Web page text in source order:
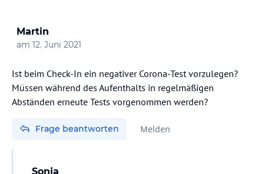
Martin
am 12. Juni 2021
Ist beim Check-In ein negativer Corona-Test vorzulegen?
Müssen während des Aufenthalts in regelmäßigen
Abständen erneute Tests vorgenommen werden?
Frage beantworten Melden
Sonja